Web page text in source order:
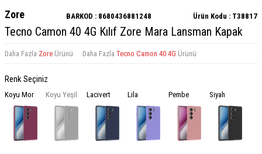
Zore BARKOD : 8680436881248 Ürün Kodu : T38817
Tecno Camon 40 4G Kılıf Zore Mara Lansman Kapak
Daha Fazla Zore Ürünü Daha Fazla Tecno Camon 40 4G Ürünü
Renk Seçiniz
Koyu Mor Koyu Yeşil Lacivert Lila Pembe Siyah